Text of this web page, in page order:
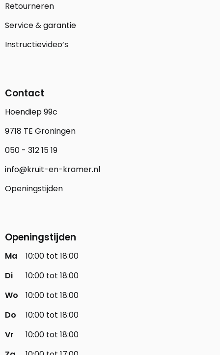
Retourneren
Service & garantie
Instructievideo’s
Contact
Hoendiep 99c
9718 TE Groningen
050 - 312 15 19
info@kruit-en-kramer.nl
Openingstijden
Openingstijden
Ma
10:00 tot 18:00
Di
10:00 tot 18:00
Wo
10:00 tot 18:00
Do
10:00 tot 18:00
Vr
10:00 tot 18:00